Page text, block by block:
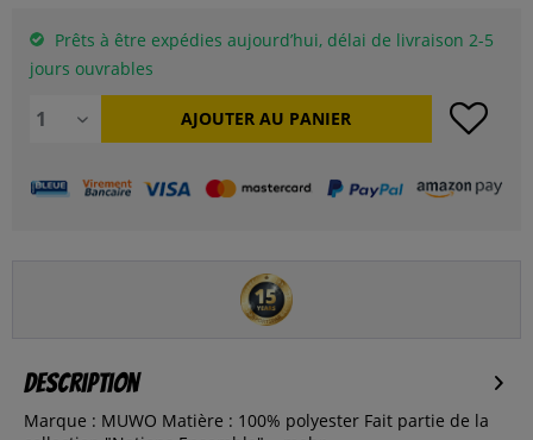
Prêts à être expédies aujourd’hui, délai de livraison 2-5
jours ouvrables
AJOUTER AU PANIER
Description
Marque : MUWO Matière : 100% polyester Fait partie de la